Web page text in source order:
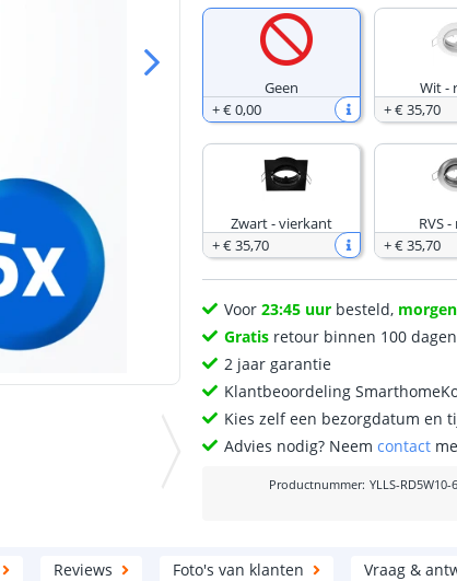
Geen
+€ 0,00
Wit -
+€ 35,70
Zwart - vierkant
+€ 35,70
RVS
+€ 35,70
Voor23:45 uur besteld, morgen
Gratis retour binnen 100 dagen
2 jaar garantie
Klantbeoordeling
Kies zelf een bezorgdatum en
Advies nodig? Neemcontact
Productnummer: YLLS-RD5W10-6
Reviews Foto's van klanten Vraag &